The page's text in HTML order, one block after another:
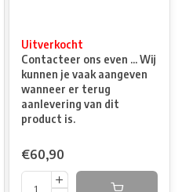
Uitverkocht
Contacteer ons even ... Wij
kunnen je vaak aangeven
wanneer er terug
aanlevering van dit
product is.
€60,90